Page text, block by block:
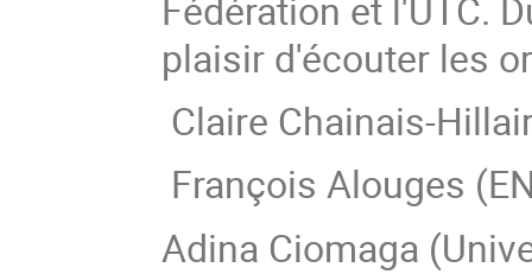
plaisir d'écouter les
Claire Chainais-
François Alouges
Adina Ciomaga